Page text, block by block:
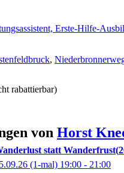
Erste-Hilfe-
,
rabattierbar)
von Horst
statt Wanderfrust
(1-mal) 19:00 - 21:00